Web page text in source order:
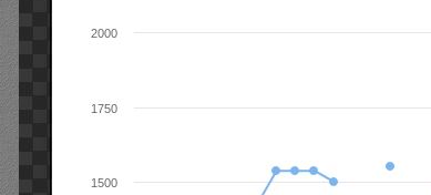
2000
1500
1750